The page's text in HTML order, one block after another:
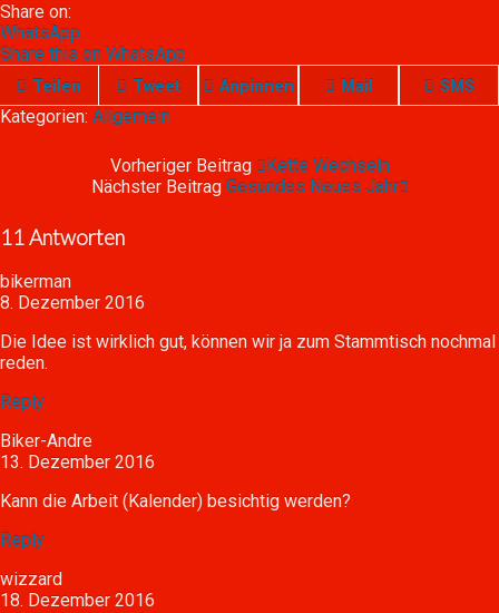
Share on:
WhatsApp
Share this on WhatsApp
Teilen Tweet Anpinnen Mail SMS
Kategorien: Allgemein
Vorheriger Beitrag
Kette Wechseln
Nächster Beitrag Gesundes Neues Jahr
11 Antworten
bikerman
8. Dezember 2016
Die Idee ist wirklich gut, können wir ja zum Stammtisch nochmal
reden.
Reply
Biker-Andre
13. Dezember 2016
Kann die Arbeit (Kalender) besichtig werden?
Reply
wizzard
18. Dezember 2016